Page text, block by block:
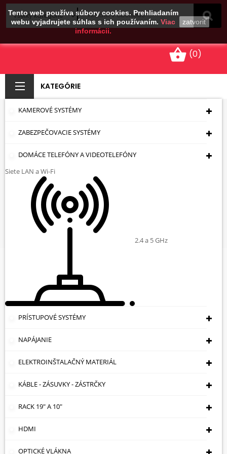
Tento web používa súbory cookies. Prehliadaním
webu vyjadrujete súhlas s ich používaním. Viac
informácii.
zatvoriť
shopping_basket (0)
KATEGÓRIE
KAMEROVÉ SYSTÉMY
ZABEZPEČOVACIE SYSTÉMY
DOMÁCE TELEFÓNY A VIDEOTELEFÓNY
Siete LAN a Wi-Fi
2.4 a 5 GHz
PRÍSTUPOVÉ SYSTÉMY
NAPÁJANIE
ELEKTROINŠTALAČNÝ MATERIÁL
KÁBLE - ZÁSUVKY - ZÁSTRČKY
RACK 19" A 10"
HDMI
OPTICKÉ VLÁKNA
JEDNODUCHÁ
ZÁSUVKA LE-753184
VALENA LIFE 230 V 16
A LEGRAND
Úvodná Stránka
Káble - Zásuvky - Zástrčky
Konektory
IEC Antenna Connector
JEDNODUCHÁ ZÁSUVKA LE-753184 Valena Life
230 V 16 A LEGRAND
JEDNODUCHÁ ZÁSUVKA LE-753184